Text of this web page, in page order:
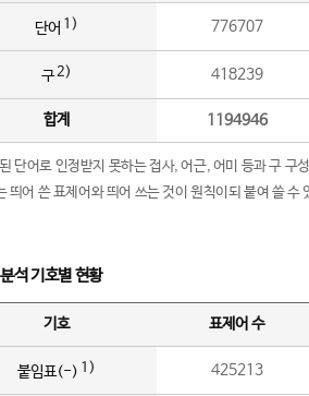
단어 1) 776707
구2) 418239
합계 1194946
단어로 인정받지 못하는 접사, 어근, 어미 등과 구 구
띄어 쓴 표제어와 띄어 쓰는 것이 원칙이되 붙여 쓸 수
석 기호별 현황
기호 표제어 수
붙임표(-) 1) 425213